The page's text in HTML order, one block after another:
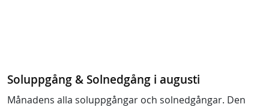
Soluppgång & Solnedgång i augusti
Månadens alla soluppgångar och solnedgångar. Den